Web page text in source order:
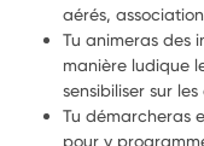
aérés,
Tu animeras des
manière ludique
Tu démarcheras